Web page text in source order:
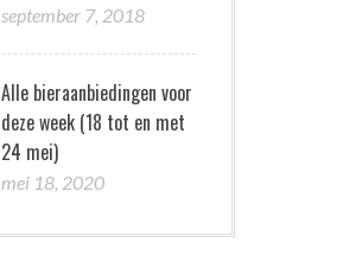
september 7, 2018
Alle bieraanbiedingen voor
deze week (18 tot en met
24 mei)
mei 18, 2020